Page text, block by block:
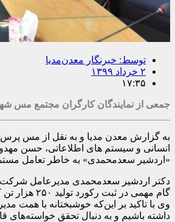
توسط: خبرنگار معدن‌مدیا
۲ خرداد ۱۳۹۹
۱۷:۳۵
جمعی از نمایندگان کارگران مجتمع مس
به گزارش معدن مدیا و به نقل از مس
انسانی و سیستم های اطلاعاتی، حسن
«اردشیر سعدمحمدی» به خاطر تعامل
دکتر اردشیر سعدمحمدی مدیرعامل
گام مهمی در ثبت رکورد تولید ۲۵۰ هزار تن کاتد برای نخستین بار در تاریخ شرکت برداریم.
وی با تاکید بر این‌که خوشبختانه با همت
داشته باشیم و به دنبال تحقق خواسته‌های